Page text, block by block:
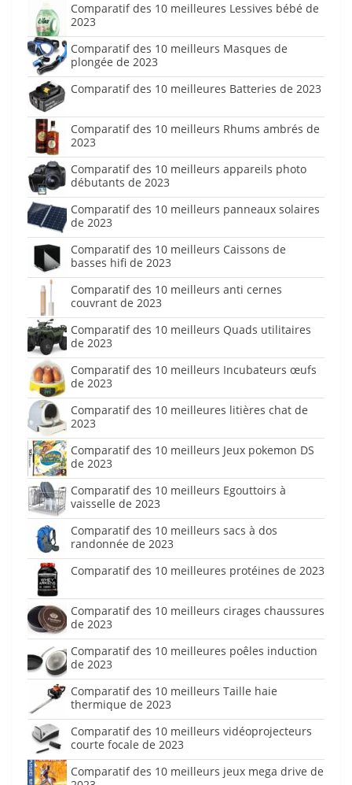
Comparatif des 10 meilleures Lessives bébé de
2023
Comparatif des 10 meilleurs Masques de
plongée de 2023
Comparatif des 10 meilleures Batteries de 2023
Comparatif des 10 meilleurs Rhums ambrés de
2023
Comparatif des 10 meilleurs appareils photo
débutants de 2023
Comparatif des 10 meilleurs panneaux solaires
de 2023
Comparatif des 10 meilleurs Caissons de
basses hifi de 2023
Comparatif des 10 meilleurs anti cernes
couvrant de 2023
Comparatif des 10 meilleurs Quads utilitaires
de 2023
Comparatif des 10 meilleurs Incubateurs œufs
de 2023
Comparatif des 10 meilleures litières chat de
2023
Comparatif des 10 meilleurs Jeux pokemon DS
de 2023
Comparatif des 10 meilleurs Egouttoirs à
vaisselle de 2023
Comparatif des 10 meilleurs sacs à dos
randonnée de 2023
Comparatif des 10 meilleures protéines de 2023
Comparatif des 10 meilleurs cirages chaussures
de 2023
Comparatif des 10 meilleures poêles induction
de 2023
Comparatif des 10 meilleurs Taille haie
thermique de 2023
Comparatif des 10 meilleurs vidéoprojecteurs
courte focale de 2023
Comparatif des 10 meilleurs jeux mega drive de